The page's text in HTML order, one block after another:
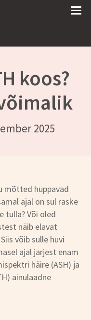
koos?
2025
mõtted hüppavad
ajal on sul raske
tulla? Või oled
näib elavat
võib sulle huvi
ajal järjest enam
häire (ASH) ja
ainulaadne